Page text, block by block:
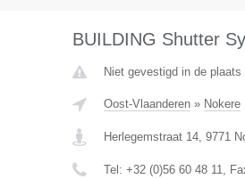
BUILDING Shutter
Niet gevestigd in de
Oost-Vlaanderen» Nokere|
Herlegemstraat 14, 9771
Tel: +32 (0)56 60 48 11,